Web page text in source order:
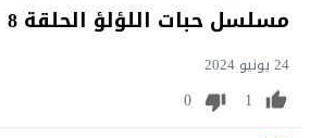
مسلسل حبات اللؤلؤ الحلقة 8
24 يونيو 2024
1
0